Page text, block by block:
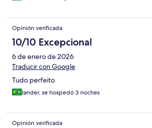
Opinión verificada
10/10 Excepcional
6 de enero de 2026
Traducir con Google
Tudo perfeito
Iander, se hospedó 3 noches
Opinión verificada